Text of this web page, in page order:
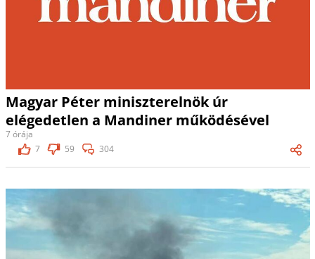
Magyar Péter miniszterelnök úr
elégedetlen a Mandiner működésével
7 órája
7
59 304